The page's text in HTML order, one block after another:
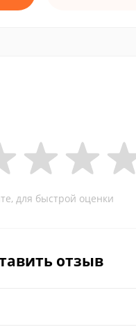
для быстрой оценки
отзыв